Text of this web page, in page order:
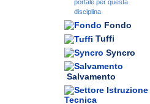
Fondo
Tuffi
Syncro
Salvamento